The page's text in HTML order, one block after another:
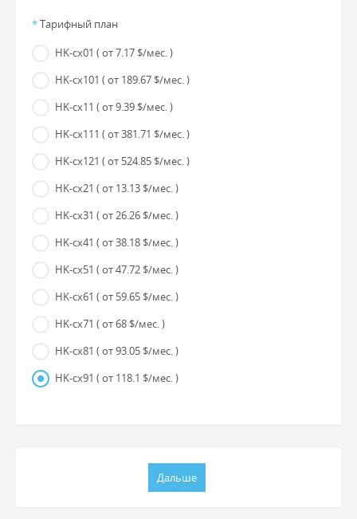
*Тарифный план
HK-cx01 ( от 7.17 $/мес. )
HK-cx101 ( от 189.67 $/мес. )
HK-cx11 ( от 9.39 $/мес. )
HK-cx111 ( от 381.71 $/мес. )
HK-cx121 ( от 524.85 $/мес. )
HK-cx21 ( от 13.13 $/мес. )
HK-cx31 ( от 26.26 $/мес. )
HK-cx41 ( от 38.18 $/мес. )
HK-cx51 ( от 47.72 $/мес. )
HK-cx61 ( от 59.65 $/мес. )
HK-cx71 ( от 68 $/мес. )
HK-cx81 ( от 93.05 $/мес. )
HK-cx91 ( от 118.1 $/мес. )